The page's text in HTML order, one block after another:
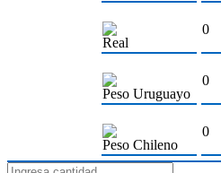
Real
0
Peso Uruguayo
0
Peso Chileno
0